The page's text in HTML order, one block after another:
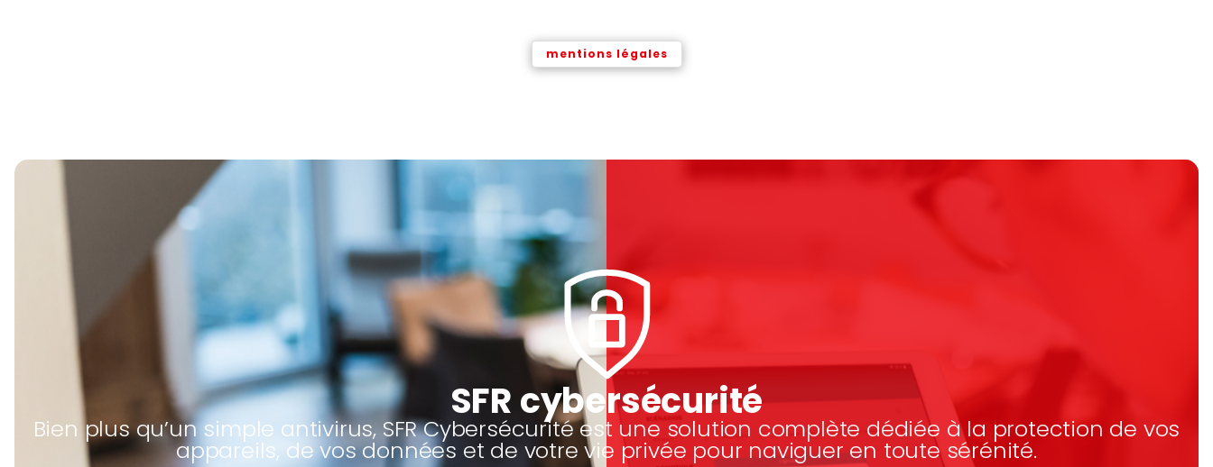
mentions légales
SFR cybersécurité
Bien plus qu’un simple antivirus, SFR Cybersécurité est une solution complète dédiée à la protection de vos
appareils, de vos données et de votre vie privée pour naviguer en toute sérénité.